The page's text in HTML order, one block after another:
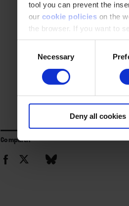
tool you can prevent the
our cookie policies on the
the browser. If you want to
appear again
SelectionNecessary
Deny all cookies
Compartir